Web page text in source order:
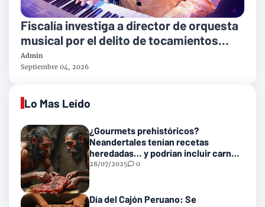
Fiscalía investiga a director de orquesta
musical por el delito de tocamientos
indebidos
Admin
Septiembre 04, 2026
Lo Mas Leído
¿Gourmets prehistóricos?
Neandertales tenían recetas
heredadas… y podrían incluir carne
con gusanos
28/07/2025 0
Día del Cajón Peruano: Se